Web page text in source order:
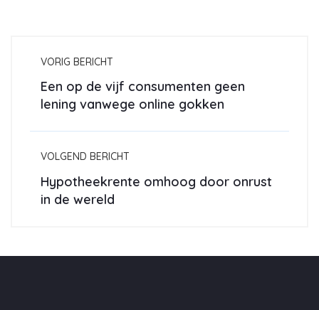
VORIG BERICHT
Een op de vijf consumenten geen
lening vanwege online gokken
VOLGEND BERICHT
Hypotheekrente omhoog door onrust
in de wereld